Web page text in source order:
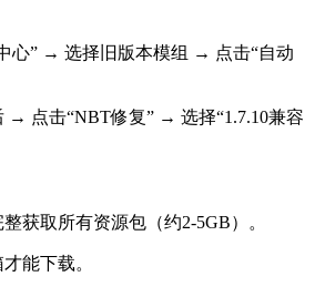
心” → 选择旧版本模组 → 点击“自动
→ 点击“NBT修复” → 选择“1.7.10兼容
获取所有资源包（约2-5GB）。
能下载。